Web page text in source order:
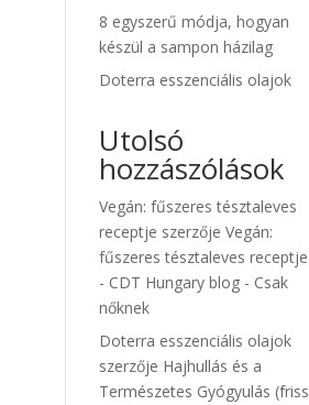
8 egyszerű módja, hogyan
készül a sampon házilag
Doterra esszenciális olajok
Utolsó
hozzászólások
Vegán: fűszeres tésztaleves
receptje szerzőjeVegán:
fűszeres tésztaleves receptje
- CDT Hungary blog - Csak
nőknek
Doterra esszenciális olajok
szerzője Hajhullás és a
Természetes Gyógyulás (friss